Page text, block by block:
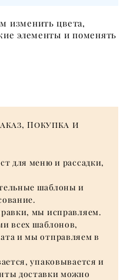
изменить цвета,
элементы и поменять
Покупка и
для меню и рассадки,
шаблоны и
мы исправляем.
всех шаблонов,
и мы отправляем в
упаковывается и
доставки можно